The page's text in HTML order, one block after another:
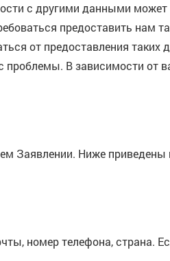
с другими данными может
предоставить нам
от предоставления
В зависимости от
Заявлении. Ниже
номер телефона, страна.